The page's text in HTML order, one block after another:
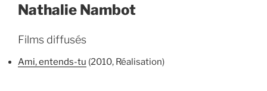
Nathalie Nambot
Films diffusés
Ami, entends-tu (2010, Réalisation)